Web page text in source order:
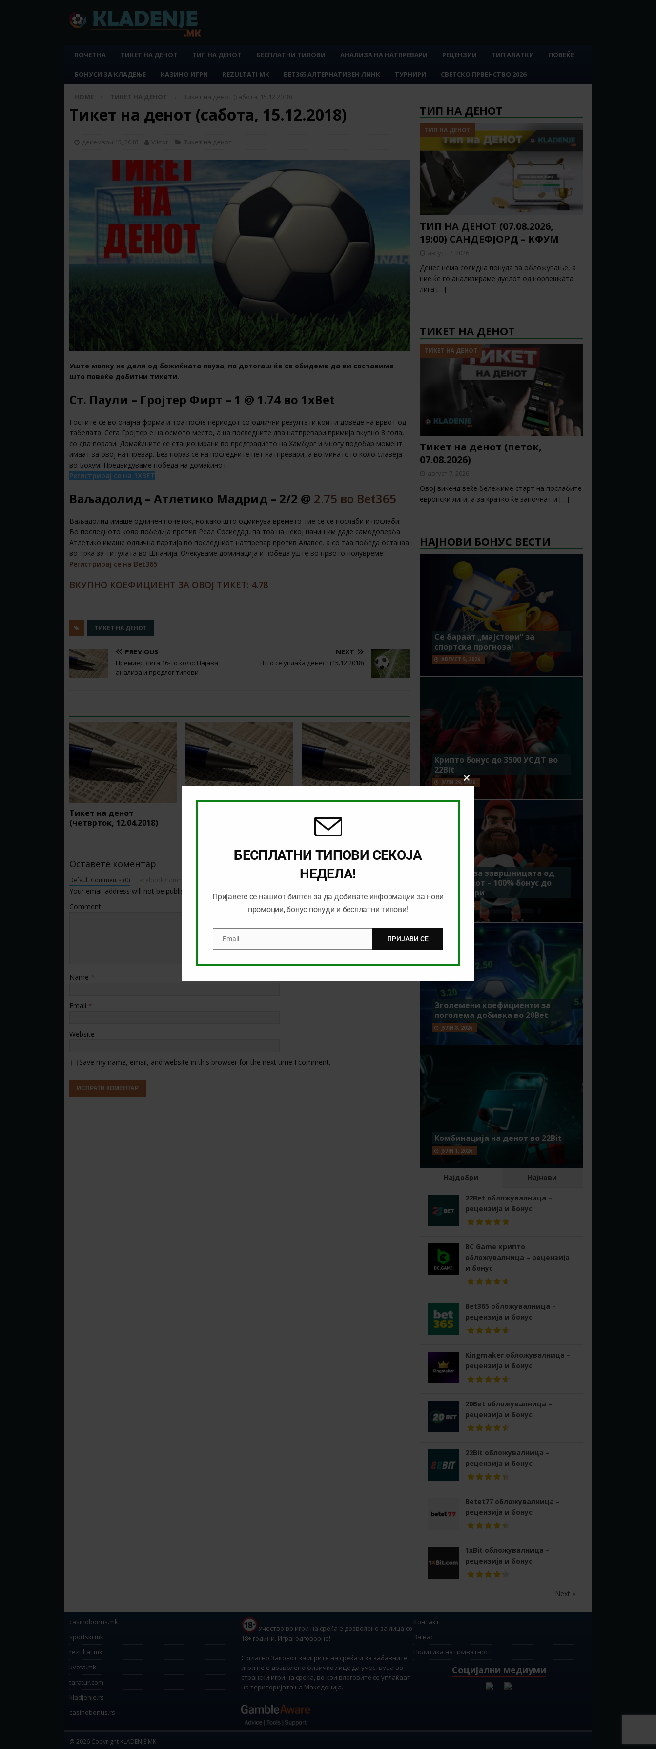
ПОЧЕТНА ТИКЕТ НА ДЕНОТ ТИП НА ДЕНОТ БЕСПЛАТНИ ТИПОВИ АНАЛИЗА НА НАТПРЕВАРИ РЕЦЕНЗИИ ТИП АЛАТКИ ПОВЕЌЕ
БОНУСИ ЗА КЛАДЕЊЕ КАЗИНО ИГРИ REZULTATI MK BET365 АЛТЕРНАТИВЕН ЛИНК ТУРНИРИ СВЕТСКО ПРВЕНСТВО 2026
HOME ТИКЕТ НА ДЕНОТ Тикет на денот (сабота, 15.12.2018)
Тикет на денот (сабота, 15.12.2018)
декември 15, 2018 Viktor Тикет на денот
Уште малку не дели од божиќната пауза, па дотогаш ќе се обидеме да ви составиме
што повеќе добитни тикети.
Ст. Паули – Гројтер Фирт – 1 @ 1.74 во 1xBet
Гостите се во очајна форма и тоа после периодот со одлични резултати кои ги доведе на врвот од
табелата. Сега Гројтер е на осмото место, а на последните два натпревари примија вкупно 8 гола,
со два порази. Домаќините се стационирани во предградието на Хамбург и многу подобар момент
имаат за овој натпревар. Без пораз се на последните пет натпревари, а во минатото коло славеја
во Бохум. Предвидуваме победа на домаќинот.
Регистрирај се на 1XBET
Ваљадолид – Атлетико Мадрид – 2/2 @ 2.75 во Bet365
Ваљадолид имаше одличен почеток, но како што одминува времето тие се се послаби и послаби.
Во последното коло победија против Реал Сосиедад, па тоа на некој начин им даде самодоверба.
Атлетико имаше одлична партија во последниот натпревар против Алавес, а со таа победа останаа
во трка за титулата во Шпанија. Очекуваме доминација и победа уште во првото полувреме.
Регистрирај се на Bet365
ВКУПНО КОЕФИЦИЕНТ ЗА ОВОЈ ТИКЕТ: 4.78
ТИКЕТ НА ДЕНОТ
PREVIOUS
Премиер Лига 16-то коло: Најава,
анализа и предлог типови
NEXT
Што се уплаќа денес? (15.12.2018)
Тикет на денот
(четврток, 12.04.2018)
четврток, 02.11.2017 )
Оставете коментар
Default Comments (0)
Your email address will not be published.
Comment
Name *
Email *
Website
Save my name, email, and website in this browser for the next time I comment.
ТИП НА ДЕНОТ
ТИП НА ДЕНОТ
ТИП НА ДЕНОТ (07.08.2026,
19:00) САНДЕФЈОРД – КФУМ
август 7, 2026
Денес нема солидна понуда за обложување, а
ние ќе го анализираме дуелот од норвешката
лига […]
ТИКЕТ НА ДЕНОТ
ТИКЕТ НА ДЕНОТ
Тикет на денот (петок,
07.08.2026)
август 7, 2026
Овој викенд веќе бележиме старт на послабите
европски лиги, а за кратко ќе започнат и […]
НАЈНОВИ БОНУС ВЕСТИ
Се бараат „мајстори“ за
спортска прогноза!
АВГУСТ 5, 2026
Крипто бонус до 3500 УСДТ во
22Bit
ЈУЛИ 29, 2026
Идеално за завршницата од
Мундијалот – 100% бонус до
7500 денари
ЈУЛИ 15, 2026
Зголемени коефициенти за
поголема добивка во 20Bet
ЈУЛИ 8, 2026
Комбинација на денот во 22Bit
ЈУЛИ 1, 2026
Најдобри Најнови
22Bet обложувалница –
рецензија и бонус
BC Game крипто
обложувалница – рецензија
и бонус
Bet365 обложувалница –
рецензија и бонус
Kingmaker обложувалница –
рецензија и бонус
20Bet обложувалница –
рецензија и бонус
22Bit обложувалница –
рецензија и бонус
Betet77 обложувалница –
рецензија и бонус
1xBit обложувалница –
рецензија и бонус
Next »
casinobonus.mk
sportski.mk
rezultat.mk
kvota.mk
taratur.com
kladjenje.rs
casinobonus.rs
Учество во игри на среќа е дозволено за лица со
18+ години. Играј одговорно!
Согласно Законот за игрите на среќа и за забавните
игри не е дозволено физичко лице да учествува во
странски игри на среќа, во кои влоговите се уплаќаат
на територијата на Македонија.
Контакт
За нас
Политика на приватност
Социјални медиуми
@ 2026 Copyright KLADENJE.MK
Close
module
БЕСПЛАТНИ ТИПОВИ СЕКОЈА
НЕДЕЛА!
Пријавете се нашиот билтен за да добивате информации за нови
промоции, бонус понуди и бесплатни типови!
EmailEmail ПРИЈАВИ СЕ